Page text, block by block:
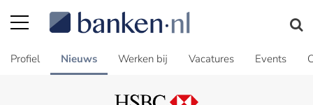
Profiel Nieuws Werken bij Vacatures Events